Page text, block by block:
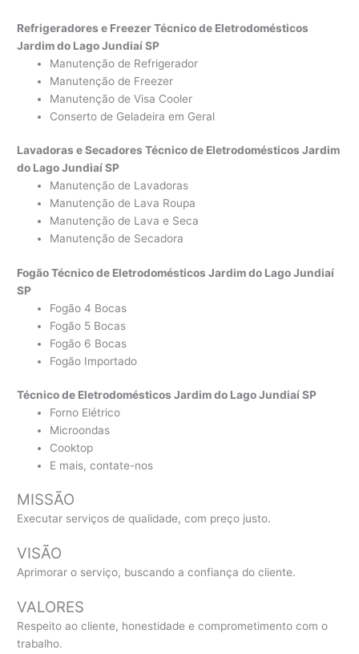
Refrigeradores e Freezer Técnico de Eletrodomésticos
Jardim do Lago Jundiaí SP
Manutenção de Refrigerador
Manutenção de Freezer
Manutenção de Visa Cooler
Conserto de Geladeira em Geral
Lavadoras e Secadores Técnico de Eletrodomésticos Jardim
do Lago Jundiaí SP
Manutenção de Lavadoras
Manutenção de Lava Roupa
Manutenção de Lava e Seca
Manutenção de Secadora
Fogão Técnico de Eletrodomésticos Jardim do Lago Jundiaí
SP
Fogão 4 Bocas
Fogão 5 Bocas
Fogão 6 Bocas
Fogão Importado
Técnico de Eletrodomésticos Jardim do Lago Jundiaí SP
Forno Elétrico
Microondas
Cooktop
E mais, contate-nos
MISSÃO
Executar serviços de qualidade, com preço justo.
VISÃO
Aprimorar o serviço, buscando a confiança do cliente.
VALORES
Respeito ao cliente, honestidade e comprometimento com o
trabalho.